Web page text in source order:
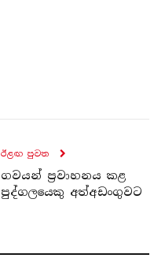
ඊළඟ පුව​ත
ගවයන් ප්‍රවාහනය කළ
පුද්ගලයෙකු අත්අඩංගුවට